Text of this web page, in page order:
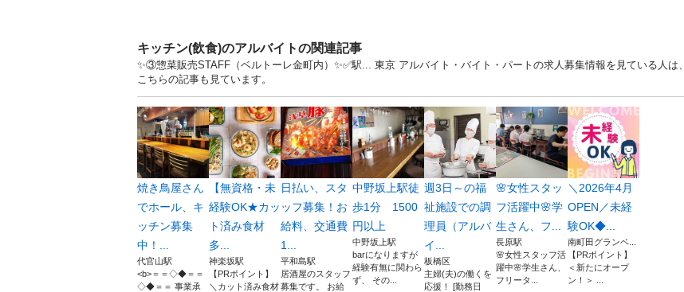
キッチン(飲食)のアルバイトの関連記事
✨③惣菜販売STAFF（ベルトーレ金町内）✨✅駅... 東京 アルバイト・バイト・パートの求人募集情報を見ている人は、
こちらの記事も見ています。
焼き鳥屋さん
でホール、キ
ッチン募集
中！...
代官山駅
<b>＝＝◇◆＝＝
◇◆＝＝ 事業承
【無資格・未
経験OK★カッ
ト済み食材
多...
神楽坂駅
【PRポイント】
＼カット済み食材
日払い、スタ
ッフ募集！お
給料、交通費
1...
平和島駅
居酒屋のスタッフ
募集です。 お給
中野坂上駅徒
歩1分 1500
円以上
中野坂上駅
barになりますが
経験有無に関わら
ず、 その...
週3日～の福
祉施設での調
理員（アルバ
イ...
板橋区
主婦(夫)の働くを
応援！ [勤務日
🌸女性スタッ
フ活躍中🌸学
生さん、フ...
長原駅
🌸女性スタッフ活
躍中🌸学生さん、
フリータ...
＼2026年4月
OPEN／未経
験OK◆...
南町田グランベ...
【PRポイント】
＜新たにオープ
ン！＞ ...